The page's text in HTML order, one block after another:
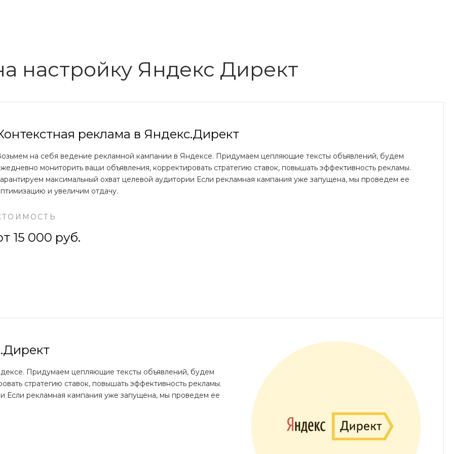
настройку Яндекс Директ
реклама в Яндекс.Директ
на себя ведение рекламной кампании в Яндексе. Придумаем цепляющие тексты объявлений, будем
мониторить ваши объявления, корректировать стратегию ставок, повышать эффективность рекламы.
максимальный охват целевой аудитории Если рекламная кампания уже запущена, мы проведем ее
и увеличим отдачу.
15 000 руб.
Придумаем цепляющие тексты объявлений, будем
стратегию ставок, повышать эффективность рекламы.
Если рекламная кампания уже запущена, мы проведем ее